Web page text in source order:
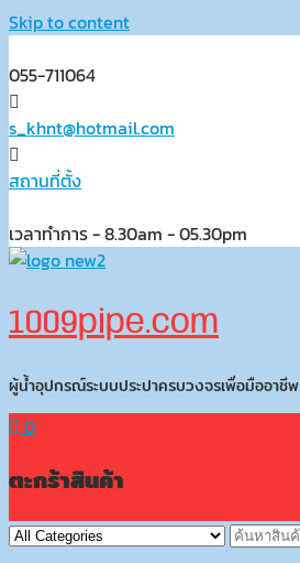
Skip to content
055-711064
s_khnt@hotmail.com
สถานที่ตั้ง
เวลาทำการ - 8.30am - 05.30pm
1009pipe.com
ผู้น้ำอุปกรณ์ระบบประปาครบวงจรเพื่อมืออาชีพ
0
ตะกร้าสินค้า